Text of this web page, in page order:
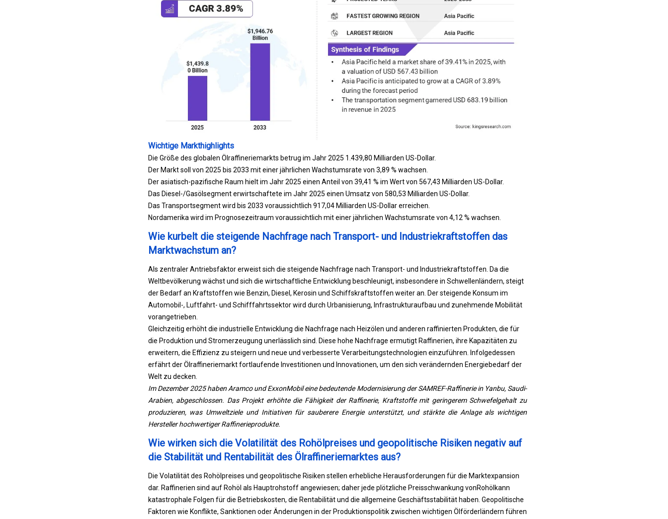
Wichtige Markthighlights
Die Größe des globalen Ölraffineriemarkts betrug im Jahr 2025 1.439,80 Milliarden US-Dollar.
Der Markt soll von 2025 bis 2033 mit einer jährlichen Wachstumsrate von 3,89 % wachsen.
Der asiatisch-pazifische Raum hielt im Jahr 2025 einen Anteil von 39,41 % im Wert von 567,43 Milliarden US-Dollar.
Das Diesel-/Gasölsegment erwirtschaftete im Jahr 2025 einen Umsatz von 580,53 Milliarden US-Dollar.
Das Transportsegment wird bis 2033 voraussichtlich 917,04 Milliarden US-Dollar erreichen.
Nordamerika wird im Prognosezeitraum voraussichtlich mit einer jährlichen Wachstumsrate von 4,12 % wachsen.
Wie kurbelt die steigende Nachfrage nach Transport- und Industriekraftstoffen das
Marktwachstum an?
Als zentraler Antriebsfaktor erweist sich die steigende Nachfrage nach Transport- und Industriekraftstoffen. Da die
Weltbevölkerung wächst und sich die wirtschaftliche Entwicklung beschleunigt, insbesondere in Schwellenländern, steigt
der Bedarf an Kraftstoffen wie Benzin, Diesel, Kerosin und Schiffskraftstoffen weiter an. Der steigende Konsum im
Automobil-, Luftfahrt- und Schifffahrtssektor wird durch Urbanisierung, Infrastrukturaufbau und zunehmende Mobilität
vorangetrieben.
Gleichzeitig erhöht die industrielle Entwicklung die Nachfrage nach Heizölen und anderen raffinierten Produkten, die für
die Produktion und Stromerzeugung unerlässlich sind. Diese hohe Nachfrage ermutigt Raffinerien, ihre Kapazitäten zu
erweitern, die Effizienz zu steigern und neue und verbesserte Verarbeitungstechnologien einzuführen. Infolgedessen
erfährt der Ölraffineriemarkt fortlaufende Investitionen und Innovationen, um den sich verändernden Energiebedarf der
Welt zu decken.
Im Dezember 2025 haben Aramco und ExxonMobil eine bedeutende Modernisierung der SAMREF-Raffinerie in Yanbu, Saudi-
Arabien, abgeschlossen. Das Projekt erhöhte die Fähigkeit der Raffinerie, Kraftstoffe mit geringerem Schwefelgehalt zu
produzieren, was Umweltziele und Initiativen für sauberere Energie unterstützt, und stärkte die Anlage als wichtigen
Hersteller hochwertiger Raffinerieprodukte.
Wie wirken sich die Volatilität des Rohölpreises und geopolitische Risiken negativ auf
die Stabilität und Rentabilität des Ölraffineriemarktes aus?
Die Volatilität des Rohölpreises und geopolitische Risiken stellen erhebliche Herausforderungen für die Marktexpansion
dar. Raffinerien sind auf Rohöl als Hauptrohstoff angewiesen; daher jede plötzliche Preisschwankung vonRohöl kann
katastrophale Folgen für die Betriebskosten, die Rentabilität und die allgemeine Geschäftsstabilität haben. Geopolitische
Faktoren wie Konflikte, Sanktionen oder Änderungen in der Produktionspolitik zwischen wichtigen Ölförderländern führen